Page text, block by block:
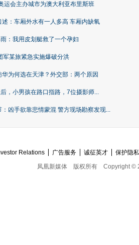
运会主办城市为澳大利亚布里斯班
：车厢外水有一人多高 车厢内缺氧
：我用皮划艇救了一个孕妇
军某旅紧急实施爆破分洪
为何选在天津？外交部：两个原因
，小男孩在路口指路，7位摄影师...
凶手欲靠悲情蒙混 警方现场勘察发现...
Relations 广告服务 诚征英才
保护隐
凤凰新媒体
版权所有 Copyright ©